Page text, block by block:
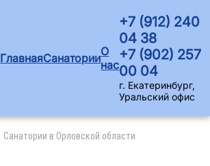
ГлавнаяСанаторииО
нас
+7 (912) 240
04 38
+7 (902) 257
00 04
г. Екатеринбург,
Уральский офис
Санатории в Орловской области